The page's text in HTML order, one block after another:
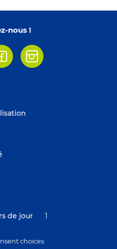
nous !
Instagram
de jour 1
choices